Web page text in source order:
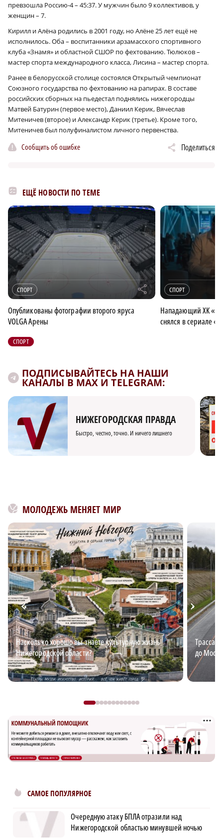
превзошла Россию‑4 – 45:37. У мужчин было 9 коллективов, у
женщин – 7.
Кирилл и Алёна родились в 2001 году, но Алёне 25 лет ещё не
исполнилось. Оба – воспитанники арзамасского спортивного
клуба «Знамя» и областной СШОР по фехтованию. Тюлюков –
мастер спорта международного класса, Лисина – мастер спорта.
Ранее в белорусской столице состоялся Открытый чемпионат
Союзного государства по фехтованию на рапирах. В составе
российских сборных на пьедестал поднялись нижегородцы
Матвей Батурин (первое место), Даниил Керик, Вячеслав
Митеничев (второе) и Александр Керик (третье). Кроме того,
Митеничев был полуфиналистом личного первенства.
Сообщить об ошибке Поделиться
ЕЩЁ НОВОСТИ ПО ТЕМЕ
СПОРТ r
Опубликованы фотографии второго яруса
VOLGA Арены
СПОРТ
Нападающий ХК
снялся в сериале
СПОРТ
ПОДПИСЫВАЙТЕСЬ НА НАШИ
КАНАЛЫ В MAX И TELEGRAM:
НИЖЕГОРОДСКАЯ ПРАВДА
Быстро, честно, точно. И ничего лишнего
МОЛОДЕЖЬ МЕНЯЕТ МИР
Насколько хорошо вы знаете культурную жизнь
Нижегородской области?
Трасса
до
САМОЕ ПОПУЛЯРНОЕ
Очередную атаку БПЛА отразили над
Нижегородской областью минувшей ночью